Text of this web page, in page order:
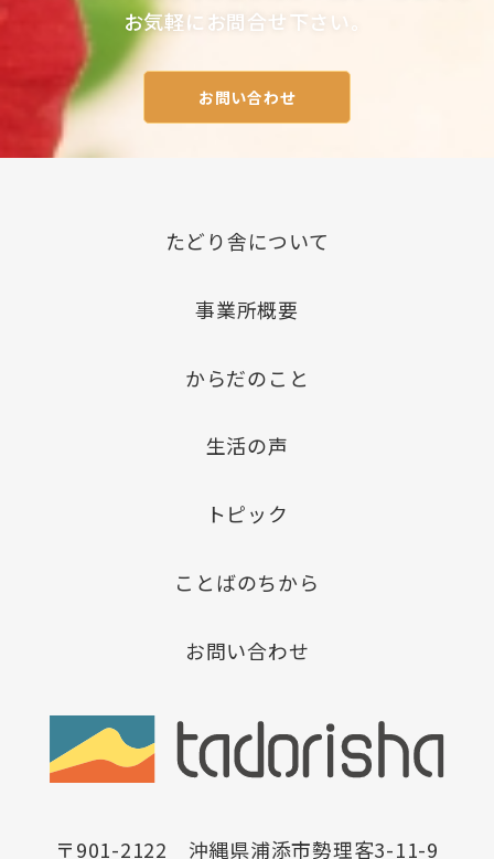
お気軽にお問合せ下さい。
お問い合わせ
たどり舎について
事業所概要
からだのこと
生活の声
トピック
ことばのちから
お問い合わせ
〒901-2122 沖縄県浦添市勢理客3-11-9